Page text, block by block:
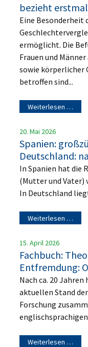
bezieht
Eine Besonderheit
ermöglicht. Die
Frauen und
sowie körperlicher
betroffen sind...
Weiterlesen …
20. Mai 2026
Spanien:
Deutschland:
In Spanien hat die
(Mutter und Vater)
In Deutschland
Weiterlesen …
15. April 2026
Fachbuch:
Entfremdung:
Nach ca. 20 Jahren
aktuellen Stand
Forschung
Weiterlesen …